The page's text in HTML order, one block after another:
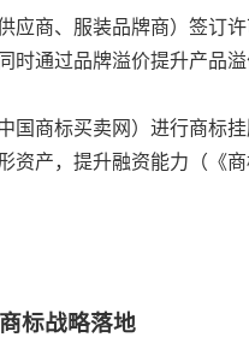
应商、服装品牌商）签订许
时通过品牌溢价提升产品溢
国商标买卖网）进行商标挂
资产，提升融资能力（《商
标战略落地